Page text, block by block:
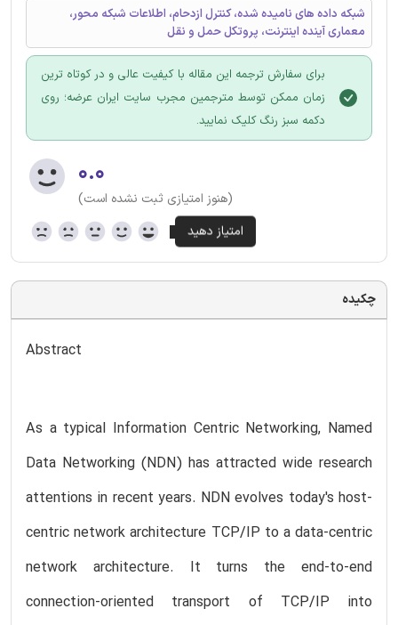
شبکه داده های نامیده شده، کنترل ازدحام، اطلاعات شبکه محور،
معماری آینده اینترنت، پروتکل حمل و نقل
برای سفارش ترجمه این مقاله با کیفیت عالی و در کوتاه ترین
زمان ممکن توسط مترجمین مجرب سایت ایران عرضه؛ روی
دکمه سبز رنگ کلیک نمایید.
۰.۰
(هنوز امتیازی ثبت نشده است)
چکیده
Abstract
As a typical Information Centric Networking, Named
Data Networking (NDN) has attracted wide research
attentions in recent years. NDN evolves today's host-
centric network architecture TCP/IP to a data-centric
network architecture. It turns the end-to-end
connection-oriented transport of TCP/IP into